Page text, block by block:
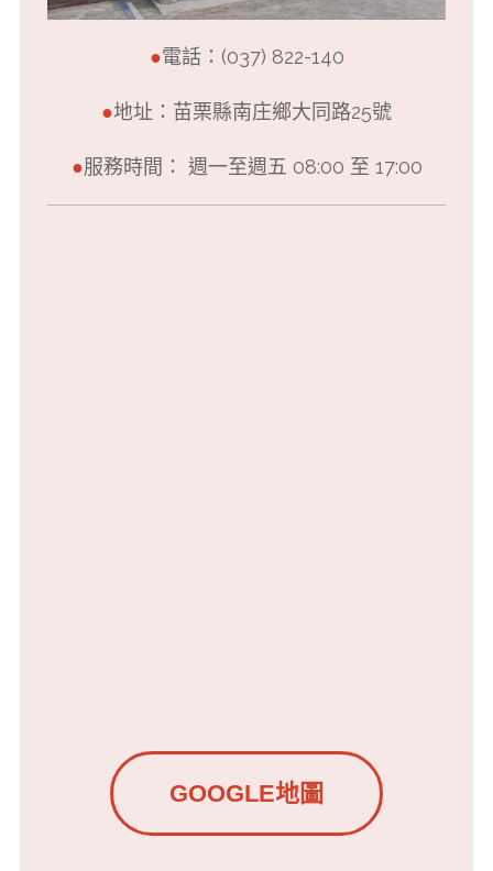
●電話：(037) 822-140
●地址：苗栗縣南庄鄉大同路25號
●服務時間： 週一至週五 08:00 至 17:00
GOOGLE地圖